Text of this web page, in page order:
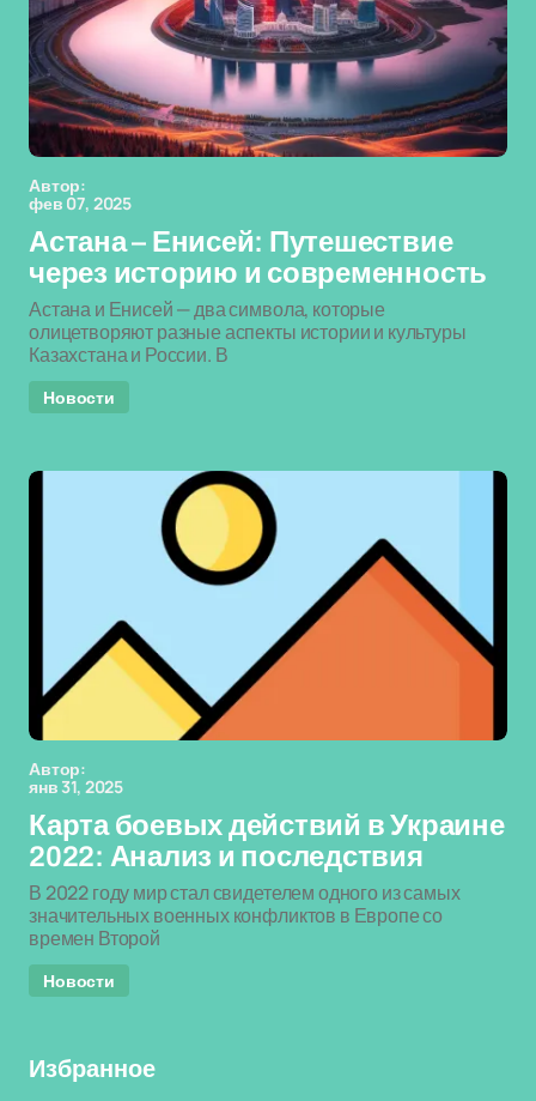
Автор:
фев 07, 2025
Астана – Енисей: Путешествие
через историю и современность
Астана и Енисей — два символа, которые
олицетворяют разные аспекты истории и культуры
Казахстана и России. В
Новости
Автор:
янв 31, 2025
Карта боевых действий в Украине
2022: Анализ и последствия
В 2022 году мир стал свидетелем одного из самых
значительных военных конфликтов в Европе со
времен Второй
Новости
Избранное